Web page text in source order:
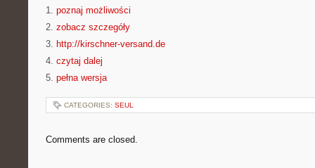
1. poznaj możliwości
2. zobacz szczegóły
3. http://kirschner-versand.de
4. czytaj dalej
5. pełna wersja
CATEGORIES: SEUL
Comments are closed.